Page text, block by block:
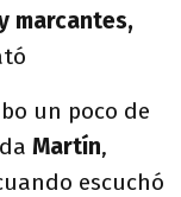
marcantes,
un poco de
Martín,
escuchó